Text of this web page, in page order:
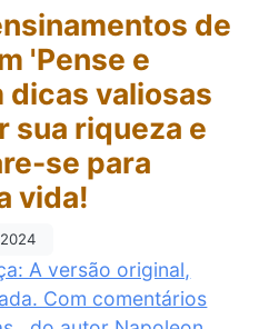
de
'Pense e
dicas valiosas
sua riqueza e
se para
vida!